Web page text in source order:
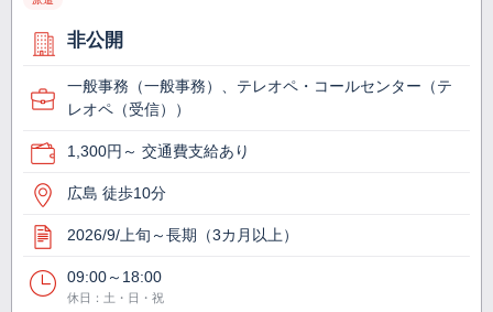
非公開
一般事務（一般事務）、テレオペ・コールセンター（テ
レオペ（受信））
1,300円～ 交通費支給あり
広島 徒歩10分
2026/9/上旬～長期（3カ月以上）
09:00～18:00
休日：土・日・祝